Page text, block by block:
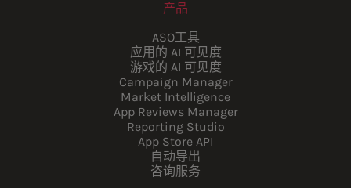
产品
ASO工具
应用的 AI 可见度
游戏的 AI 可见度
Campaign Manager
Market Intelligence
App Reviews Manager
Reporting Studio
App Store API
自动导出
咨询服务